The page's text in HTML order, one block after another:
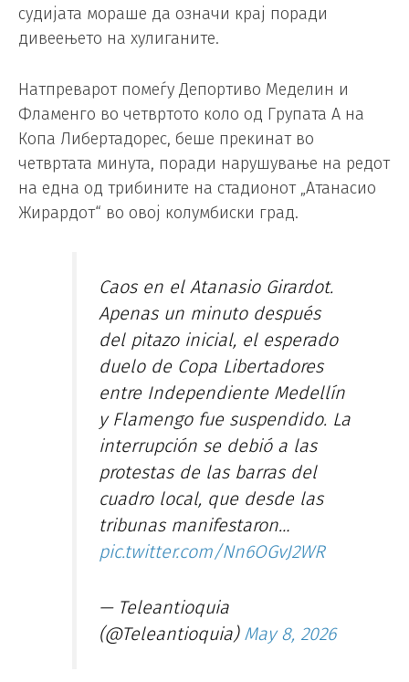
судијата мораше да означи крај поради
дивеењето на хулиганите.
Натпреварот помеѓу Депортиво Меделин и
Фламенго во четвртото коло од Групата А на
Копа Либертадорес, беше прекинат во
четвртата минута, поради нарушување на редот
на една од трибините на стадионот „Атанасио
Жирардот“ во овој колумбиски град.
Caos en el Atanasio Girardot.
Apenas un minuto después
del pitazo inicial, el esperado
duelo de Copa Libertadores
entre Independiente Medellín
y Flamengo fue suspendido. La
interrupción se debió a las
protestas de las barras del
cuadro local, que desde las
tribunas manifestaron…
pic.twitter.com/Nn6OGvJ2WR
— Teleantioquia
(@Teleantioquia) May 8, 2026